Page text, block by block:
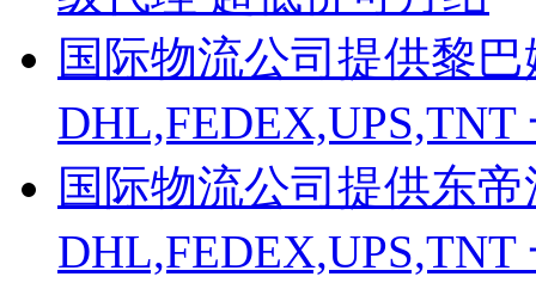
国际物流公司提供黎
国际物流公司提供东